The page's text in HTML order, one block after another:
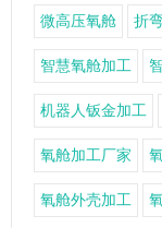
微高压氧舱 折
智慧氧舱加工
机器人钣金加工
氧舱加工厂家
氧舱外壳加工